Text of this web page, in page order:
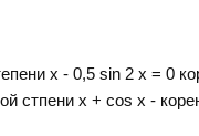
х - 0,5 sin 2 х = 0
стпени x + cos x -